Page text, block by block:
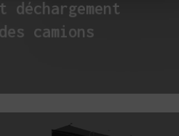
déchargement
camions